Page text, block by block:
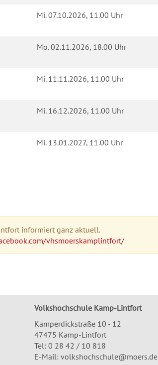
Mi.07.10.2026, 11.00 Uhr
Mo.02.11.2026, 18.00 Uhr
Mi.11.11.2026, 11.00 Uhr
Mi.16.12.2026, 11.00 Uhr
Mi.13.01.2027, 11.00 Uhr
informiert ganz aktuell.
vhsmoerskamplintfort/
Volkshochschule Kamp-Lintfort
Kamperdickstraße 10 - 12
47475 Kamp-Lintfort
Tel: 0 28 42 / 10 818
E-Mail: volkshochschule@moers.de